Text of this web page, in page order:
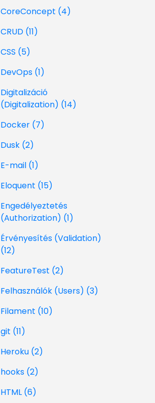
CoreConcept (4)
CRUD (11)
CSS (5)
DevOps (1)
Digitalizáció
(Digitalization) (14)
Docker (7)
Dusk (2)
E-mail (1)
Eloquent (15)
Engedélyeztetés
(Authorization) (1)
Érvényesítés (Validation)
(12)
FeatureTest (2)
Felhasználók (Users) (3)
Filament (10)
git (11)
Heroku (2)
hooks (2)
HTML (6)